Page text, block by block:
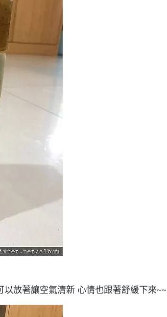
放著讓空氣清新 心情也跟著舒緩下來~~